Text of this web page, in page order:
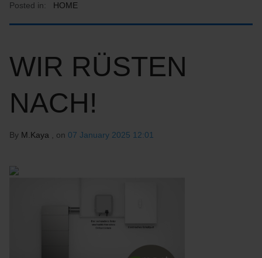
Posted in: HOME
WIR RÜSTEN
NACH!
By M.Kaya , on 07 January 2025 12:01